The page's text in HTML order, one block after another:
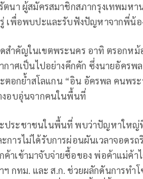
นา ผู้สมัครสมาชิกสภากรุงเทพมหา
เพื่อพบปะและรับฟังปัญหาจากพี่น้
ำคัญในเขตพระนคร อาทิ ตรอกหม้
าศเป็นไปอย่างคึกคัก ซึ่งนายอัครพ
ตอกย้ำสโลแกน “อิน อัครพล คนพร
งอบอุ่นจากคนในพื้นที่
ประชาชนในพื้นที่ พบว่าปัญหาใหญ่
ารไม่ได้รับการผ่อนผันเวลาจอดร
าเข้ามาจับจ่ายซื้อของ พ่อค้าแม่ค้า
ฯ กทม. และ ส.ก. ช่วยผลักดันการทำ